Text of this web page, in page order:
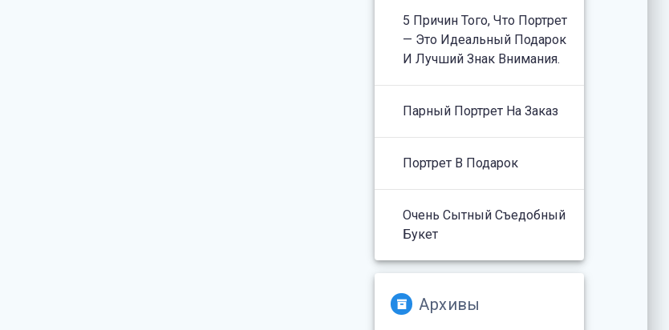
5 Причин Того, Что Портрет
— Это Идеальный Подарок
И Лучший Знак Внимания.
Парный Портрет На Заказ
Портрет В Подарок
Очень Сытный Съедобный
Букет
Архивы